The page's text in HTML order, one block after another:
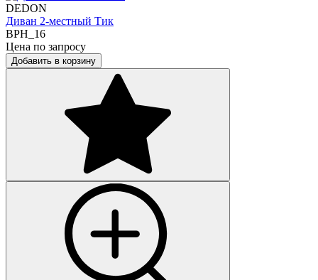
DEDON
Диван 2-местный Тик
BPH_16
Цена по запросу
Добавить в корзину